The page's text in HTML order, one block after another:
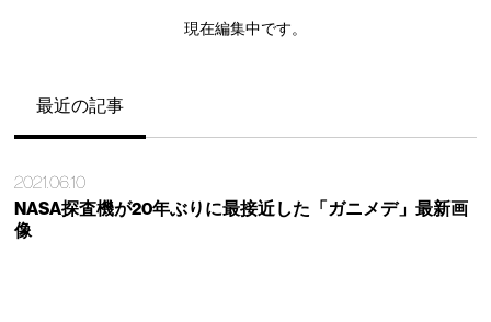
現在編集中です。
最近の記事
2021.06.10
NASA探査機が20年ぶりに最接近した「ガニメデ」最新画
像